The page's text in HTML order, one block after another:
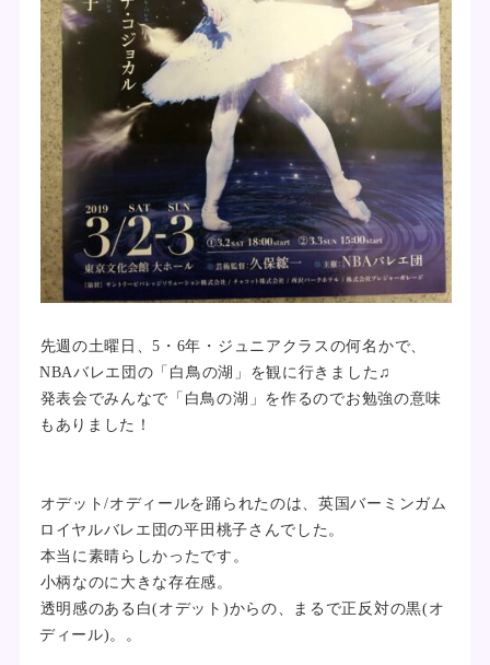
先週の土曜日、5・6年・ジュニアクラスの何名かで、
NBAバレエ団の「白鳥の湖」を観に行きました♫
発表会でみんなで「白鳥の湖」を作るのでお勉強の意味
もありました！
オデット/オディールを踊られたのは、英国バーミンガム
ロイヤルバレエ団の平田桃子さんでした。
本当に素晴らしかったです。
小柄なのに大きな存在感。
透明感のある白(オデット)からの、まるで正反対の黒(オ
ディール)。。